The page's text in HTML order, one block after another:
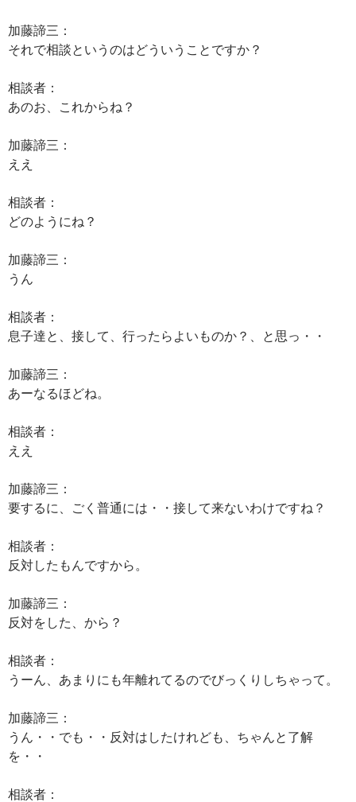
加藤諦三：
それで相談というのはどういうことですか？
相談者：
あのお、これからね？
加藤諦三：
ええ
相談者：
どのようにね？
加藤諦三：
うん
相談者：
息子達と、接して、行ったらよいものか？、と思っ・・
加藤諦三：
あーなるほどね。
相談者：
ええ
加藤諦三：
要するに、ごく普通には・・接して来ないわけですね？
相談者：
反対したもんですから。
加藤諦三：
反対をした、から？
相談者：
うーん、あまりにも年離れてるのでびっくりしちゃって。
加藤諦三：
うん・・でも・・反対はしたけれども、ちゃんと了解
を・・
相談者：